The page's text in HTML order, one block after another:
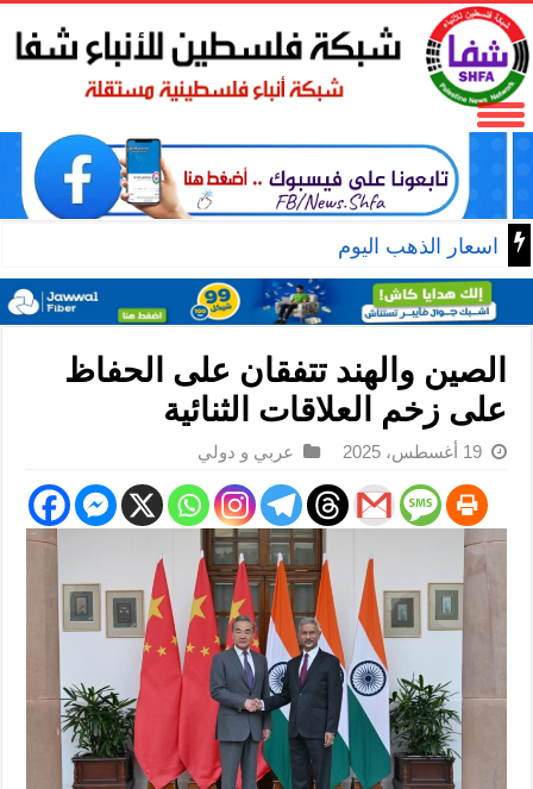
اسعار الذهب اليوم
الصين والهند تتفقان على الحفاظ
على زخم العلاقات الثنائية
19 أغسطس، 2025 عربي و دولي